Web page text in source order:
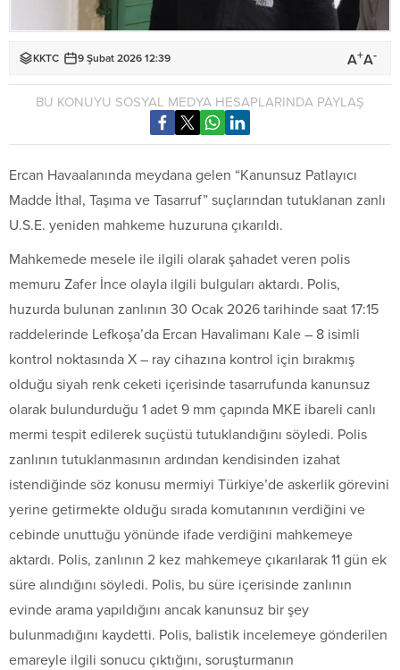
KKTC 9 Şubat 2026 12:39 A+A-
BU KONUYU SOSYAL MEDYA HESAPLARINDA PAYLAŞ
Ercan Havaalanında meydana gelen “Kanunsuz Patlayıcı
Madde İthal, Taşıma ve Tasarruf” suçlarından tutuklanan zanlı
U.S.E. yeniden mahkeme huzuruna çıkarıldı.
Mahkemede mesele ile ilgili olarak şahadet veren polis
memuru Zafer İnce olayla ilgili bulguları aktardı. Polis,
huzurda bulunan zanlının 30 Ocak 2026 tarihinde saat 17:15
raddelerinde Lefkoşa’da Ercan Havalimanı Kale – 8 isimli
kontrol noktasında X – ray cihazına kontrol için bırakmış
olduğu siyah renk ceketi içerisinde tasarrufunda kanunsuz
olarak bulundurduğu 1 adet 9 mm çapında MKE ibareli canlı
mermi tespit edilerek suçüstü tutuklandığını söyledi. Polis
zanlının tutuklanmasının ardından kendisinden izahat
istendiğinde söz konusu mermiyi Türkiye’de askerlik görevini
yerine getirmekte olduğu sırada komutanının verdiğini ve
cebinde unuttuğu yönünde ifade verdiğini mahkemeye
aktardı. Polis, zanlının 2 kez mahkemeye çıkarılarak 11 gün ek
süre alındığını söyledi. Polis, bu süre içerisinde zanlının
evinde arama yapıldığını ancak kanunsuz bir şey
bulunmadığını kaydetti. Polis, balistik incelemeye gönderilen
emareyle ilgili sonucu çıktığını, soruşturmanın